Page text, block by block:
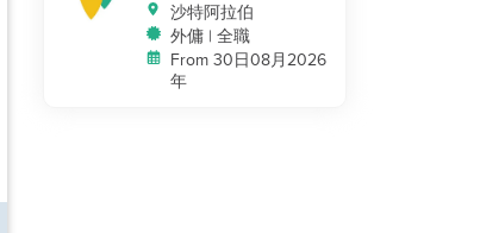
沙特阿拉伯
外傭 | 全職
From 30日08月2026
年